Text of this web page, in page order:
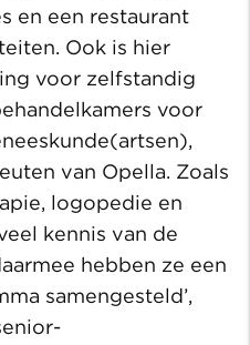
en een restaurant
Ook is hier
voor zelfstandig
voor
van Opella. Zoals
logopedie en
kennis van de
hebben ze een
samengesteld’,